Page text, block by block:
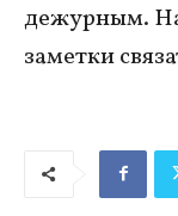
дежурным.
заметки